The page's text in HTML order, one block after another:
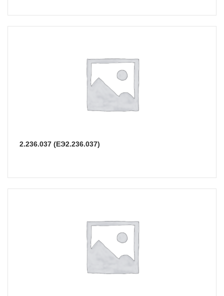
2.236.037 (ЕЭ2.236.037)